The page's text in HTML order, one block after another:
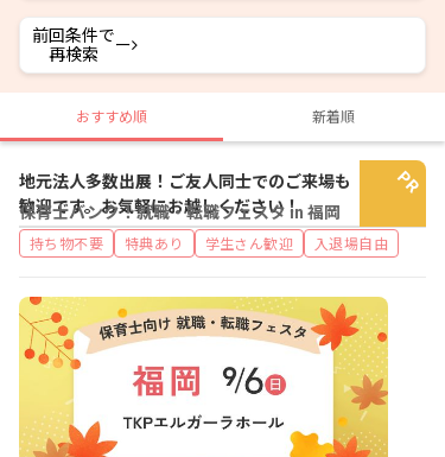
前回条件で
再検索
ー
おすすめ順 新着順
保育士バンク！就職・転職フェスタ in 福岡
地元法人多数出展！ご友人同士でのご来場も
歓迎です。お気軽にお越しください！
持ち物不要 特典あり 学生さん歓迎 入退場自由